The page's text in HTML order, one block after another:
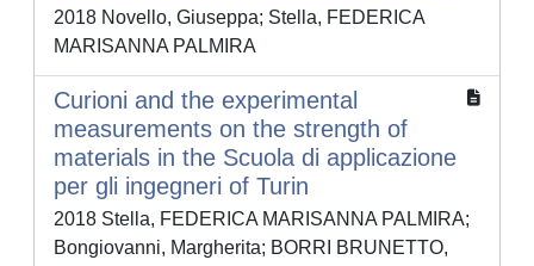
2018 Novello, Giuseppa; Stella, FEDERICA
MARISANNA PALMIRA
Curioni and the experimental
measurements on the strength of
materials in the Scuola di applicazione
per gli ingegneri of Turin
2018 Stella, FEDERICA MARISANNA PALMIRA;
Bongiovanni, Margherita; BORRI BRUNETTO,